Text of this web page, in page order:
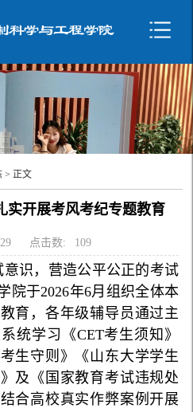
> 正文
实开展考风考纪专题教育
点击数: 109
识，营造公平公正的考试
院于2026年6月组织全体本
育，各年级辅导员通过主
统学习《CET考生须知》
生守则》《山东大学学生
及《国家教育考试违规处
合高校真实作弊案例开展